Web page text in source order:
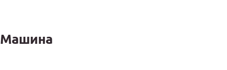
Машина